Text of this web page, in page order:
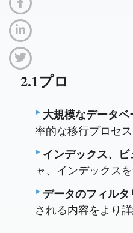
2.1プロ
大規模なデータベ
率的な移行プロセス
インデックス、ビ
ャ、インデックス
データのフィルタ
される内容をより